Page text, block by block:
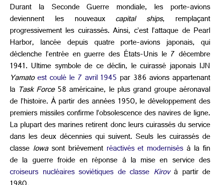
Durant la Seconde Guerre mondiale, les porte-avions
deviennent les nouveaux capital ships, remplaçant
progressivement les cuirassés. Ainsi, c’est l’attaque de Pearl
Harbor, lancée depuis quatre porte-avions japonais, qui
déclenche l’entrée en guerre des États-Unis le 7 décembre
1941. Ultime symbole de ce déclin, le cuirassé japonais IJN
Yamatoest coulé le 7 avril 1945 par 386 avions appartenant
la Task Force58 américaine, le plus grand groupe aéronaval
de l’histoire. À partir des années 1950, le développement des
premiers missiles confirme l’obsolescence des navires de ligne.
La plupart des marines retirent donc leurs cuirassés du service
dans les deux décennies qui suivent. Seuls les cuirassés de
classe Iowasont brièvement réactivés et modernisés à la fin
de la guerre froide en réponse à la mise en service des
croiseurs nucléaires soviétiques de classe Kirovà partir de